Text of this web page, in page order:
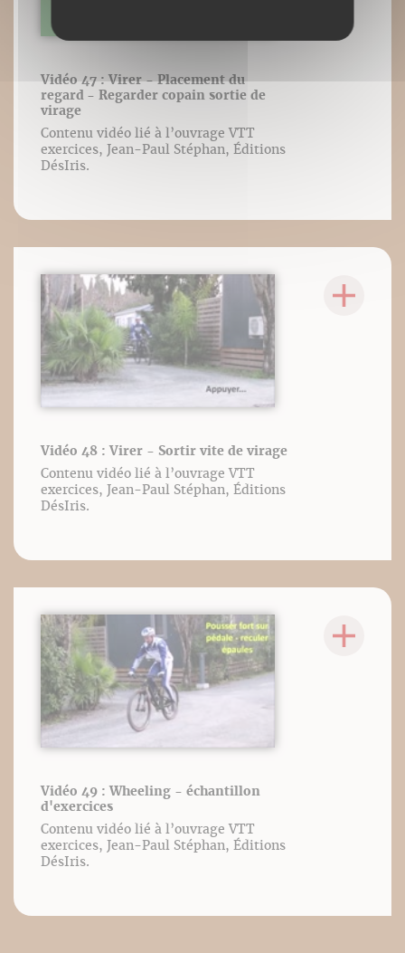
Vidéo 47 : Virer - Placement du
regard - Regarder copain sortie de
virage
Contenu vidéo lié à l’ouvrage VTT
exercices, Jean-Paul Stéphan, Éditions
DésIris.
Vidéo 48 : Virer - Sortir vite de virage
Contenu vidéo lié à l’ouvrage VTT
exercices, Jean-Paul Stéphan, Éditions
DésIris.
Vidéo 49 : Wheeling - échantillon
d'exercices
Contenu vidéo lié à l’ouvrage VTT
exercices, Jean-Paul Stéphan, Éditions
DésIris.